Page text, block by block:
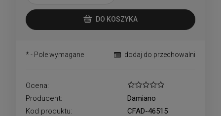
DO KOSZYKA
dodaj do przechowalni
* - Pole wymagane
Ocena:
Producent:
Damiano
Kod produktu:
CFAD-46515